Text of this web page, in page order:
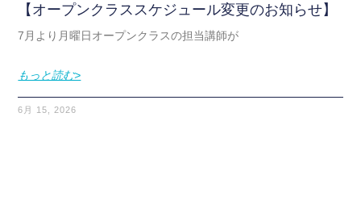
【オープンクラススケジュール変更のお知らせ】
7月より月曜日オープンクラスの担当講師が
もっと読む>
6月 15, 2026